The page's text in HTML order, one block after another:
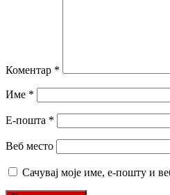
Коментар *
Име *
Е-пошта *
Веб место
Сачувај моје име, е-пошту и